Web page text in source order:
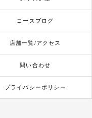
コースブログ
店舗一覧/アクセス
問い合わせ
プライバシーポリシー